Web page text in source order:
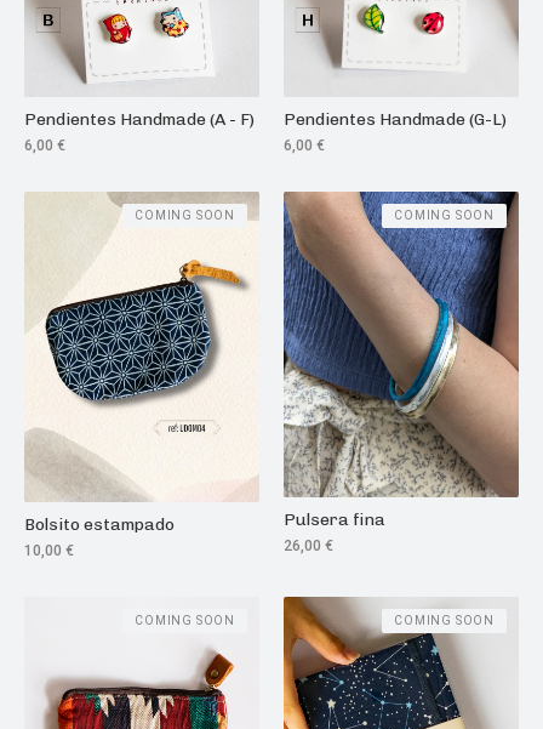
Pendientes Handmade (A - F)
6,00 €
Pendientes Handmade (G-L)
6,00 €
Bolsito estampado
10,00 €
COMING SOON
Pulsera fina
26,00 €
COMING SOON
COMING SOON COMING SOON